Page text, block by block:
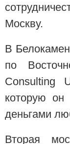
Москву.
В
по
Consulting
которую он
деньгами
Вторая